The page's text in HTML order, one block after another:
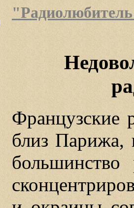
Французские
близ Парижа,
большинство